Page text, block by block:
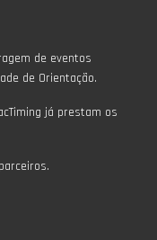
de eventos
de Orientação.
já prestam os